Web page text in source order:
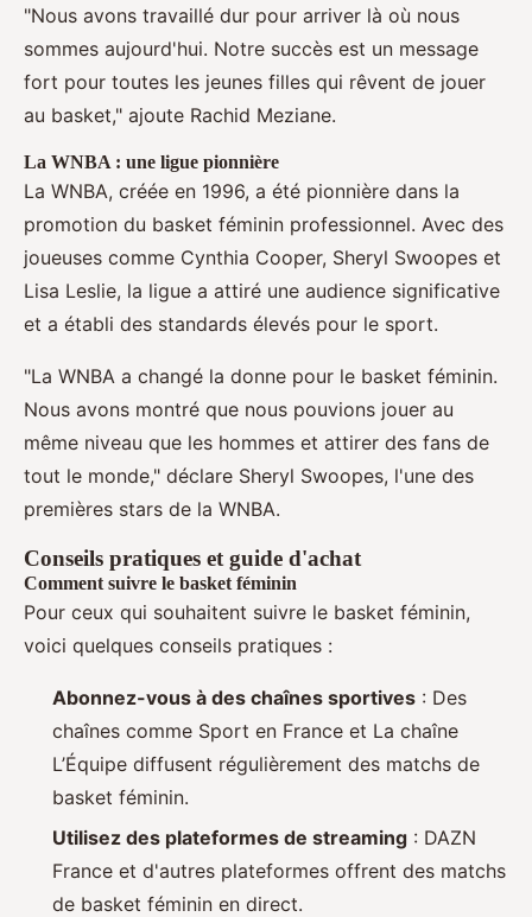
"Nous avons travaillé dur pour arriver là où nous
sommes aujourd'hui. Notre succès est un message
fort pour toutes les jeunes filles qui rêvent de jouer
au basket," ajoute Rachid Meziane.
La WNBA : une ligue pionnière
La WNBA, créée en 1996, a été pionnière dans la
promotion du basket féminin professionnel. Avec des
joueuses comme Cynthia Cooper, Sheryl Swoopes et
Lisa Leslie, la ligue a attiré une audience significative
et a établi des standards élevés pour le sport.
"La WNBA a changé la donne pour le basket féminin.
Nous avons montré que nous pouvions jouer au
même niveau que les hommes et attirer des fans de
tout le monde," déclare Sheryl Swoopes, l'une des
premières stars de la WNBA.
Conseils pratiques et guide d'achat
Comment suivre le basket féminin
Pour ceux qui souhaitent suivre le basket féminin,
voici quelques conseils pratiques :
Abonnez-vous à des chaînes sportives : Des
chaînes comme Sport en France et La chaîne
L’Équipe diffusent régulièrement des matchs de
basket féminin.
Utilisez des plateformes de streaming : DAZN
France et d'autres plateformes offrent des matchs
de basket féminin en direct.